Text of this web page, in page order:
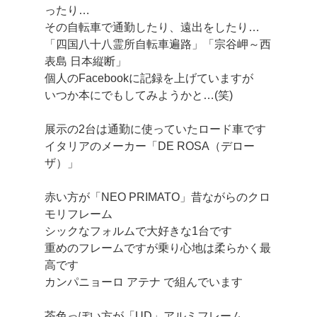
ったり…
その自転車で通勤したり、遠出をしたり…
「四国八十八霊所自転車遍路」「宗谷岬～西
表島 日本縦断」
個人のFacebookに記録を上げていますが
いつか本にでもしてみようかと…(笑)
展示の2台は通勤に使っていたロード車です
イタリアのメーカー「DE ROSA（デロー
ザ）」
赤い方が「NEO PRIMATO」昔ながらのクロ
モリフレーム
シックなフォルムで大好きな1台です
重めのフレームですが乗り心地は柔らかく最
高です
カンパニョーロ アテナ で組んでいます